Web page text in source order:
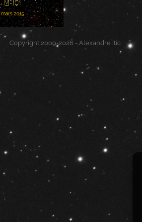
M-101
mars 2015
Copyright 2009-2026 - Alexandre Itic